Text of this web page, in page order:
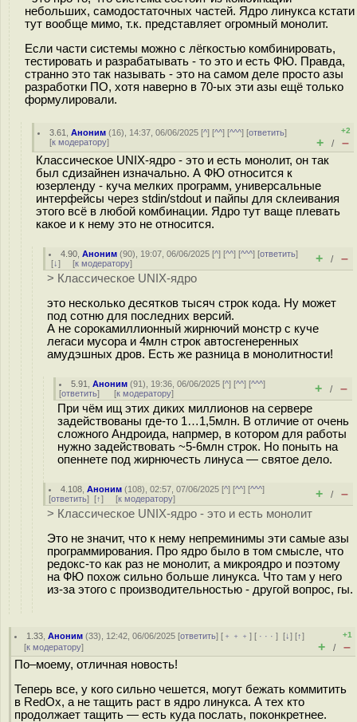
небольших, самодостаточных частей. Ядро линукса кстати
тут вообще мимо, т.к. представляет огромный монолит.
Если части системы можно с лёгкостью комбинировать,
тестировать и разрабатывать - то это и есть ФЮ. Правда,
странно это так называть - это на самом деле просто азы
разработки ПО, хотя наверно в 70-ых эти азы ещё только
формулировали.
3.61 ,Аноним (16), 14:37, 06/06/2025 [^] [^^] [^^^] [ответить]
[к модератору]
+2
+ / –
Классическое UNIX-ядро - это и есть монолит, он так
был сдизайнен изначально. А ФЮ относится к
юзерленду - куча мелких программ, универсальные
интерфейсы через stdin/stdout и пайпы для склеивания
этого всё в любой комбинации. Ядро тут ваще плевать
какое и к нему это не относится.
4.90 ,Аноним (90), 19:07, 06/06/2025 [^] [^^] [^^^] [ответить]
[↓] [к модератору] + / –
> Классическое UNIX-ядро
это несколько десятков тысяч строк кода. Ну может
под сотню для последних версий.
А не сорокамиллионный жирнючий монстр с куче
легаси мусора и 4млн строк автосгенеренных
амудэшных дров. Есть же разница в монолитности!
5.91 ,Аноним (91), 19:36, 06/06/2025 [^] [^^] [^^^]
[ответить] [к модератору] + / –
При чём ищ этих диких миллионов на сервере
задействованы где-то 1…1,5млн. В отличие от очень
сложного Андроида, напрмер, в котором для работы
нужно задействовать ~5-6млн строк. Но поныть на
опеннете под жирнючесть линуса — святое дело.
4.108 ,Аноним (108), 02:57, 07/06/2025 [^] [^^] [^^^]
[ответить] [↑] [к модератору] + / –
> Классическое UNIX-ядро - это и есть монолит
Это не значит, что к нему непреминимы эти самые азы
программирования. Про ядро было в том смысле, что
редокс-то как раз не монолит, а микроядро и поэтому
на ФЮ похож сильно больше линукса. Что там у него
из-за этого с производительностью - другой вопрос, гы.
1.33 ,Аноним (33), 12:42, 06/06/2025 [ответить] [ ﹢﹢﹢] [ · · ·][↓] [↑]
[к модератору]
+1
+ / –
По–моему, отличная новость!
Теперь все, у кого сильно чешется, могут бежать коммитить
в RedOx, а не тащить раст в ядро линукса. А тех кто
продолжает тащить — есть куда послать, поконкретнее.